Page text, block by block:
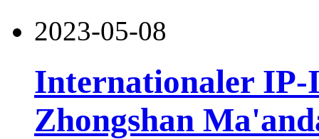
2023-05-08
Internationaler IP-
Zhongshan